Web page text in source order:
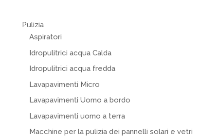
Pulizia
Aspiratori
Idropulitrici acqua Calda
Idropulitrici acqua fredda
Lavapavimenti Micro
Lavapavimenti Uomo a bordo
Lavapavimenti uomo a terra
Macchine per la pulizia dei pannelli solari e vetri